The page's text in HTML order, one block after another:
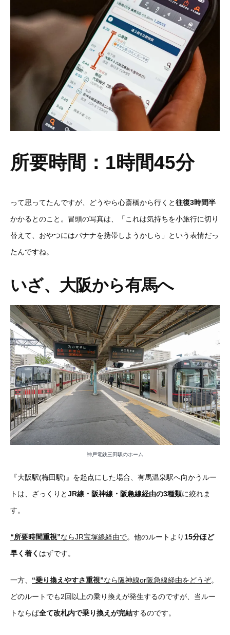
所要時間：1時間45分
って思ってたんですが、どうやら心斎橋から行くと往復3時間半
かかるとのこと。冒頭の写真は、「これは気持ちを小旅行に切り
替えて、おやつにはバナナを携帯しようかしら」という表情だっ
たんですね。
いざ、大阪から有馬へ
神戸電鉄三田駅のホーム
『大阪駅(梅田駅)』を起点にした場合、有馬温泉駅へ向かうルー
トは、ざっくりとJR線・阪神線・阪急線経由の3種類に絞れま
す。
“所要時間重視”ならJR宝塚線経由で。他のルートより15分ほど
早く着く はずです。
一方、 “乗り換えやすさ重視”なら阪神線or阪急線経由をどうぞ。
どのルートでも2回以上の乗り換えが発生するのですが、当ルー
トならば全て改札内で乗り換えが完結するのです。